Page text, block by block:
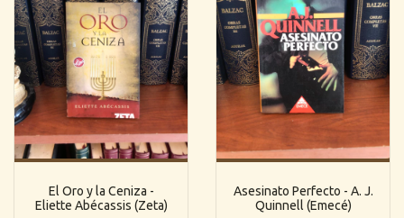
El Oro y la Ceniza -
Eliette Abécassis (Zeta)
Asesinato Perfecto - A. J.
Quinnell (Emecé)